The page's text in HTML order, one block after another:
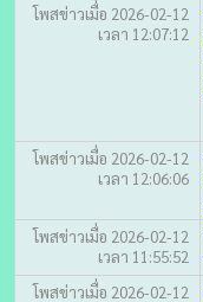
โพสข่าวเมื่อ 2026-02-12
เวลา 12:07:12
โพสข่าวเมื่อ 2026-02-12
เวลา 12:06:06
โพสข่าวเมื่อ 2026-02-12
เวลา 11:55:52
โพสข่าวเมื่อ 2026-02-12